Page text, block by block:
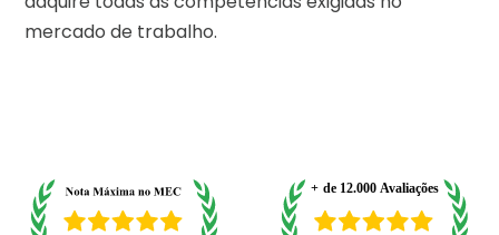
mercado de trabalho.